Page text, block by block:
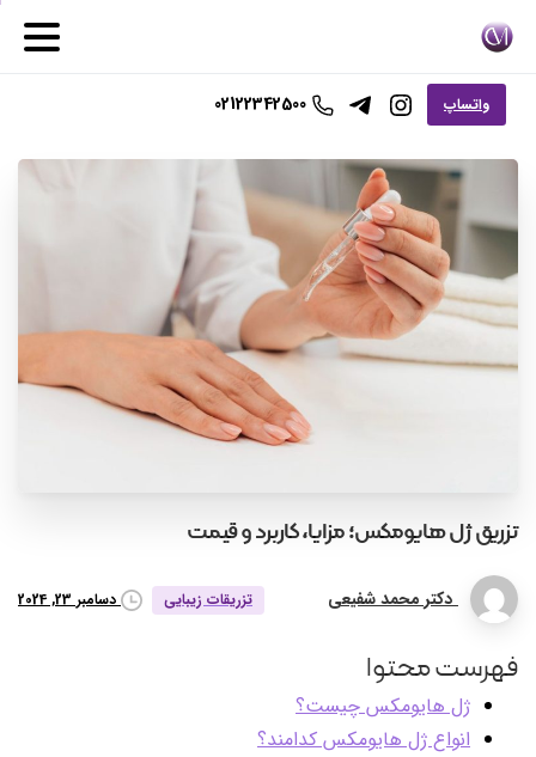
واتساپ 02122342500
تزریقژلهایومکس؛مزایا،کاربردوقیمت
دکتر محمد شفیعی تزریقات زیبایی دسامبر 23, 2024
فهرست محتوا
ژل هایومکس چیست؟
انواع ژل هایومکس کدامند؟